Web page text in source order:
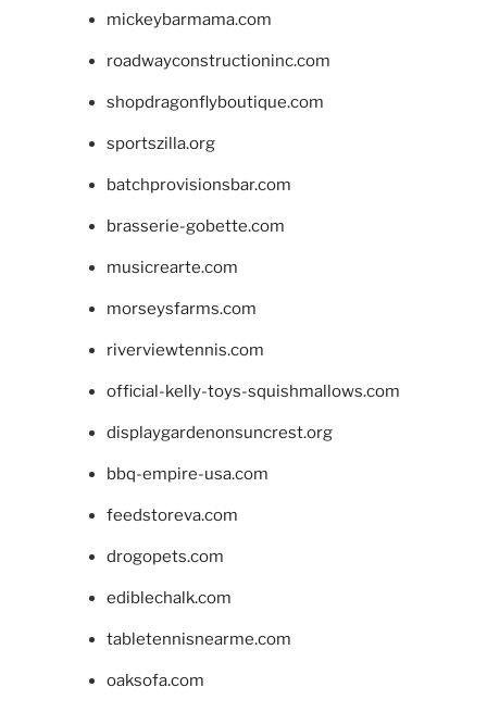
mickeybarmama.com
roadwayconstructioninc.com
shopdragonflyboutique.com
sportszilla.org
batchprovisionsbar.com
brasserie-gobette.com
musicrearte.com
morseysfarms.com
riverviewtennis.com
official-kelly-toys-squishmallows.com
displaygardenonsuncrest.org
bbq-empire-usa.com
feedstoreva.com
drogopets.com
ediblechalk.com
tabletennisnearme.com
oaksofa.com